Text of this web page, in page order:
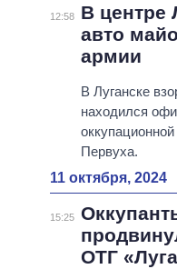
12:58
В центре
авто
армии
В Луганске
находился
Первуха.
11 октября, 2024
15:25
ОТГ